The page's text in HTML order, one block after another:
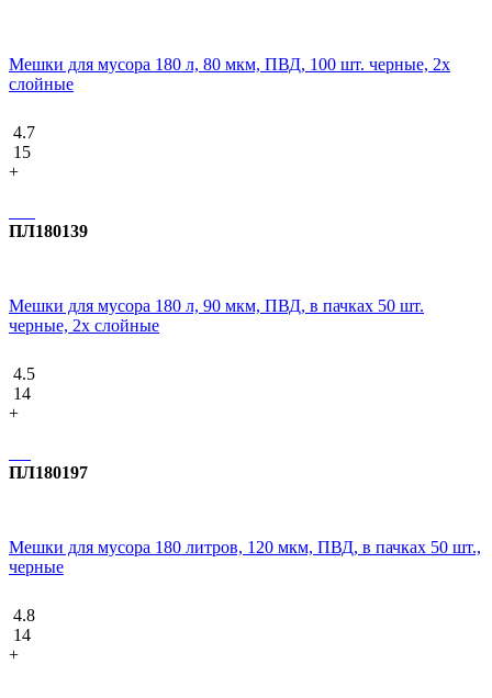
Мешки для мусора 180 л, 80 мкм, ПВД, 100 шт. черные, 2х
слойные
4.7
15
+
ПЛ180139
Мешки для мусора 180 л, 90 мкм, ПВД, в пачках 50 шт.
черные, 2х слойные
4.5
14
+
ПЛ180197
Мешки для мусора 180 литров, 120 мкм, ПВД, в пачках 50 шт.,
черные
4.8
14
+